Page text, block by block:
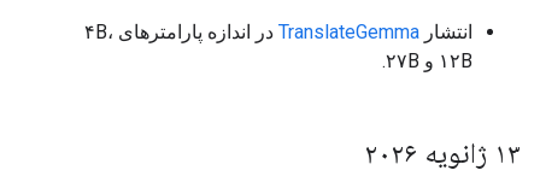
انتشار TranslateGemma
در اندازه پارامترهای ۴B،
۱۲B و ۲۷B.
۱۳ ژانویه ۲۰۲۶